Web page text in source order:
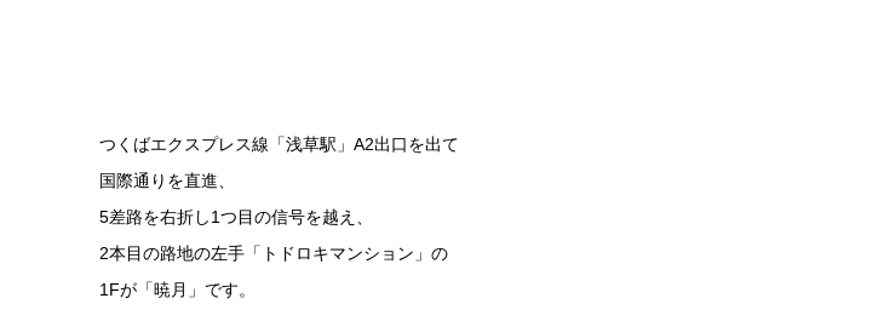
つくばエクスプレス線「浅草駅」A2出口を出て
国際通りを直進、
5差路を右折し1つ目の信号を越え、
2本目の路地の左手「トドロキマンション」の
1Fが「暁月」です。